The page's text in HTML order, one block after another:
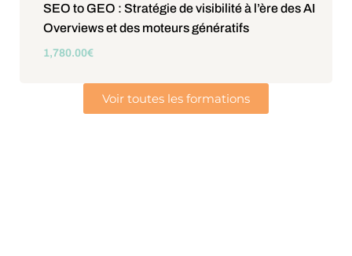
SEO to GEO : Stratégie de visibilité à l’ère des AI
Overviews et des moteurs génératifs
1,780.00€
Voir toutes les formations